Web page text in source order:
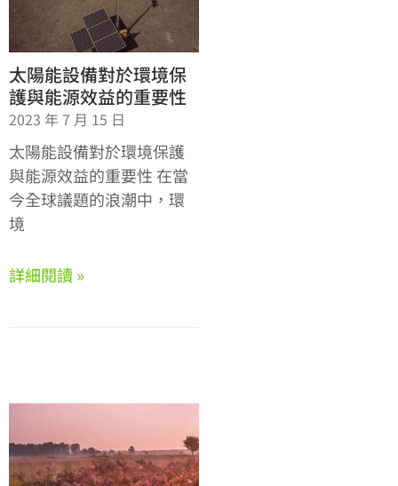
太陽能設備對於環境保
護與能源效益的重要性
2023 年 7 月 15 日
太陽能設備對於環境保護
與能源效益的重要性 在當
今全球議題的浪潮中，環
境
詳細閱讀 »